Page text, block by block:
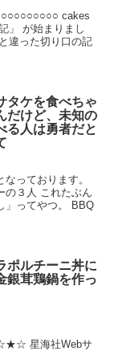
cakes
」 が始まりまし
違った切り口の記
タケを食べちゃ
だけど、未知の
る人は勇者だと
っております。
３人 これたぶん
」ってやつ。 BBQ
ポルチーニ丼に
銀茸鶏鍋を作っ
海社Webサ